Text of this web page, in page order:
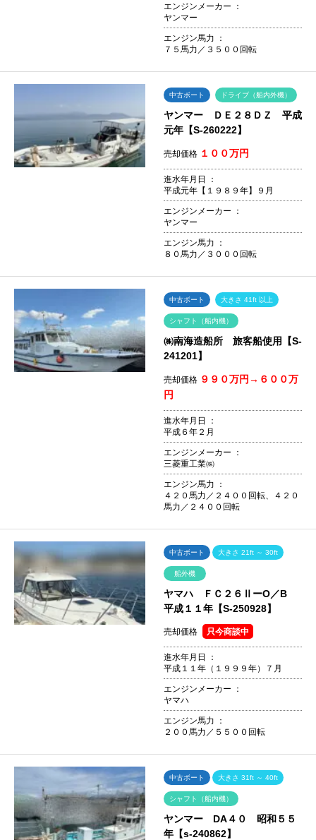
エンジンメーカー ：
ヤンマー
エンジン馬力 ：
７５馬力／３５００回転
中古ボート ドライブ（船内外機）
ヤンマー ＤＥ２８ＤＺ 平成
元年【S-260222】
売却価格 １００万円
進水年月日 ：
平成元年【１９８９年】９月
エンジンメーカー ：
ヤンマー
エンジン馬力 ：
８０馬力／３０００回転
中古ボート 大きさ 41ft 以上
シャフト（船内機）
㈱南海造船所 旅客船使用【S-
241201】
売却価格 ９９０万円→６００万
円
進水年月日 ：
平成６年２月
エンジンメーカー ：
三菱重工業㈱
エンジン馬力 ：
４２０馬力／２４００回転、４２０
馬力／２４００回転
中古ボート 大きさ 21ft ～ 30ft
船外機
ヤマハ ＦＣ２６ⅡーO／B
平成１１年【S-250928】
売却価格 只今商談中
進水年月日 ：
平成１１年（１９９９年）７月
エンジンメーカー ：
ヤマハ
エンジン馬力 ：
２００馬力／５５００回転
中古ボート 大きさ 31ft ～ 40ft
シャフト（船内機）
ヤンマー DA４０ 昭和５５
年【s-240862】